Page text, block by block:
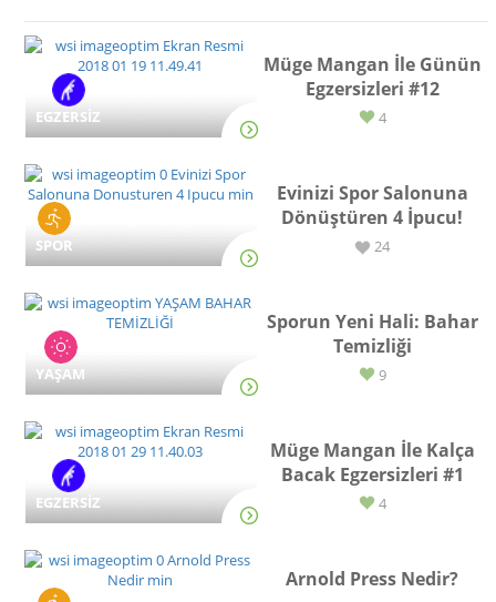
EGZERSİZ
Müge Mangan İle Günün
Egzersizleri #12
4
SPOR
Evinizi Spor Salonuna
Dönüştüren 4 İpucu!
24
YAŞAM
Sporun Yeni Hali: Bahar
Temizliği
9
EGZERSİZ
Müge Mangan İle Kalça
Bacak Egzersizleri #1
4
Arnold Press Nedir?